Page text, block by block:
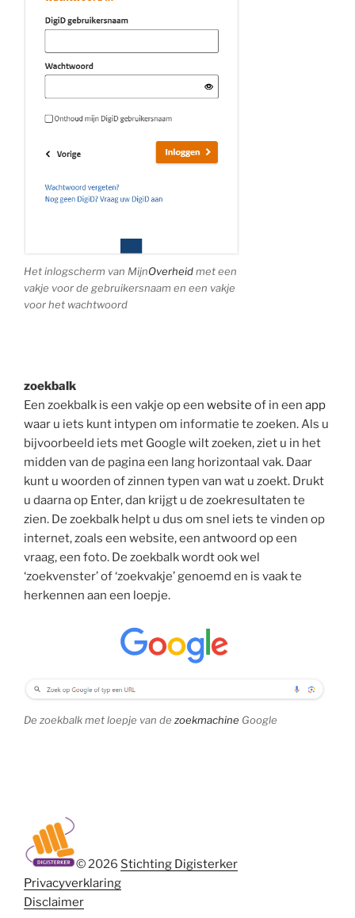
Het inlogscherm van MijnOverheidmet een
vakje voor de gebruikersnaam en een vakje
voor het wachtwoord
zoekbalk
Een zoekbalk is een vakje op een website of in een app
waar u iets kunt intypen om informatie te zoeken. Als u
bijvoorbeeld iets met Google wilt zoeken, ziet u in het
midden van de pagina een lang horizontaal vak. Daar
kunt u woorden of zinnen typen van wat u zoekt. Drukt
u daarna op Enter, dan krijgt u de zoekresultaten te
zien. De zoekbalk helpt u dus om snel iets te vinden op
internet, zoals een website, een antwoord op een
vraag, een foto. De zoekbalk wordt ook wel
‘zoekvenster’ of ‘zoekvakje’ genoemd en is vaak te
herkennen aan een loepje.
De zoekbalk met loepje van de zoekmachine Google
© 2026 Stichting Digisterker
Privacyverklaring
Disclaimer